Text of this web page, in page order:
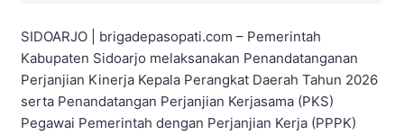
SIDOARJO | brigadepasopati.com – Pemerintah
Kabupaten Sidoarjo melaksanakan Penandatanganan
Perjanjian Kinerja Kepala Perangkat Daerah Tahun 2026
serta Penandatangan Perjanjian Kerjasama (PKS)
Pegawai Pemerintah dengan Perjanjian Kerja (PPPK)